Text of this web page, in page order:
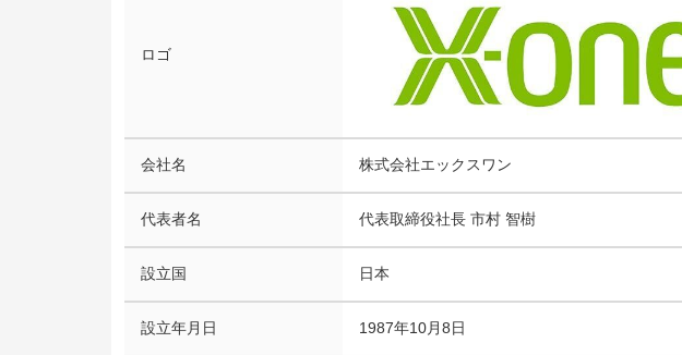
ロゴ
会社名 株式会社エックスワン
代表者名 代表取締役社長 市村 智樹
設立国 日本
設立年月日 1987年10月8日